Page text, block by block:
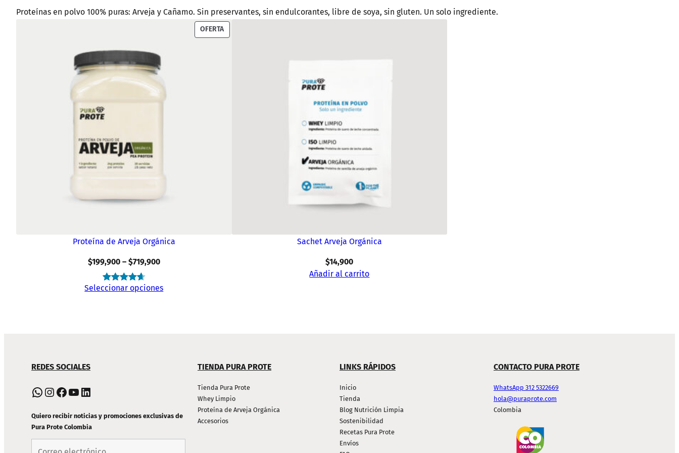
Proteínas en polvo 100% puras: Arveja y Cañamo. Sin preservantes, sin endulcorantes, libre de soya, sin gluten. Un solo ingrediente.
OFERTAPRODUCT
ON
Proteína de Arveja Orgánica
$199,900 – $719,900Rango
precios:
Valorado
6
Seleccionar opciones
Sachet Arveja Orgánica
$14,900
Añadir al carrito
DE
PIE
PÁGINA
REDES SOCIALES
WhatsApp Instagram Facebook YouTube LinkedIn
Quiero recibir noticias y promociones exclusivas de
Pura Prote Colombia
TIENDA PURA PROTE
Tienda Pura Prote
Whey Limpio
Proteína de Arveja Orgánica
Accesorios
LINKS RÁPIDOS
Inicio
Tienda
Blog Nutrición Limpia
Sostenibilidad
Recetas Pura Prote
Envíos
CONTACTO PURA PROTE
WhatsApp 312 5322669
hola@puraprote.com
Colombia